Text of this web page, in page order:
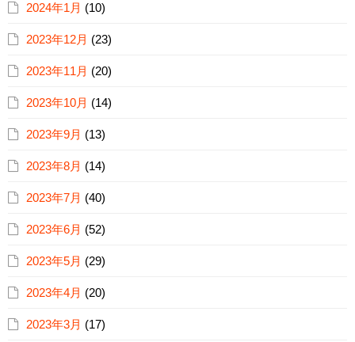
2024年1月 (10)
2023年12月 (23)
2023年11月 (20)
2023年10月 (14)
2023年9月 (13)
2023年8月 (14)
2023年7月 (40)
2023年6月 (52)
2023年5月 (29)
2023年4月 (20)
2023年3月 (17)